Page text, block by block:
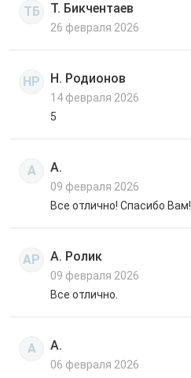
ТБ Т. Бикчентаев
26 февраля 2026
НР Н. Родионов
14 февраля 2026
5
А А.
09 февраля 2026
Все отлично! Спасибо Вам!
АР А. Ролик
09 февраля 2026
Все отлично.
А А.
06 февраля 2026